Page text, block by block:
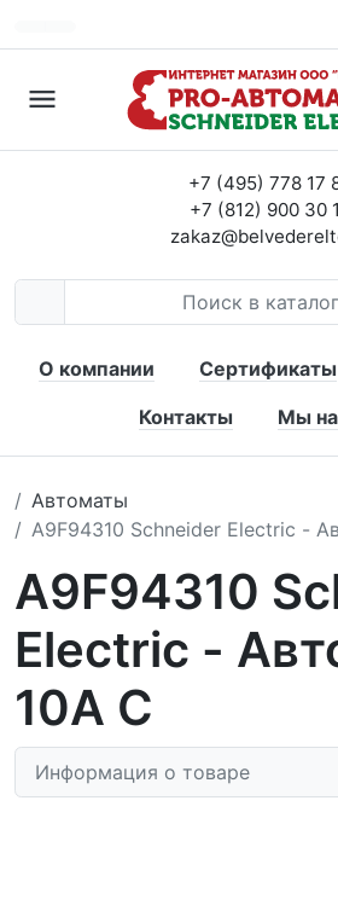
+7 (495) 778 17
+7 (812) 900 30
О компании Сертификаты
Контакты
Мы
Автоматы
A9F94310 Schneider Electric -
A9F94310
Electric -
10A C
Информация о товаре